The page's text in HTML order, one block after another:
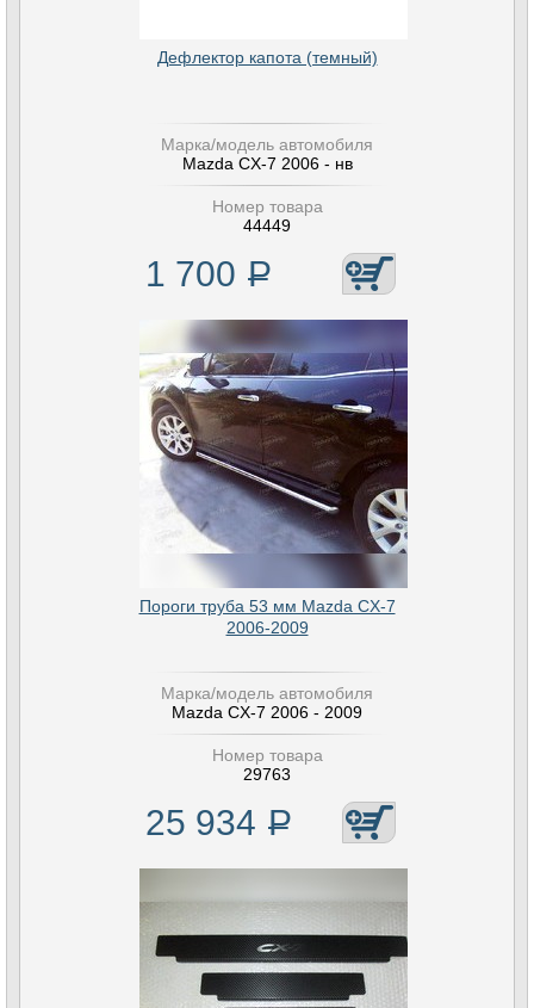
Дефлектор капота (темный)
Марка/модель автомобиля
Mazda CX-7 2006 - нв
Номер товара
44449
1 700 Р
Пороги труба 53 мм Mazda CX-7
2006-2009
Марка/модель автомобиля
Mazda CX-7 2006 - 2009
Номер товара
29763
25 934 Р